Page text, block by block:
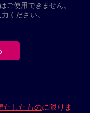
ご使用できません。
ください。
たしたものに限りま